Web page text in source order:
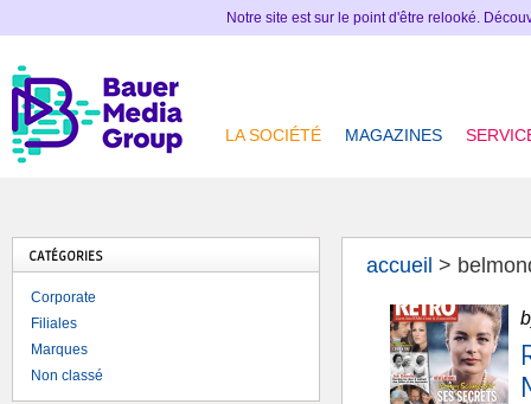
Notre site est sur le point d'être relooké.
LA SOCIÉTÉ MAGAZINES
accueil >
CATÉGORIES
Corporate
Filiales
Marques
Non classé